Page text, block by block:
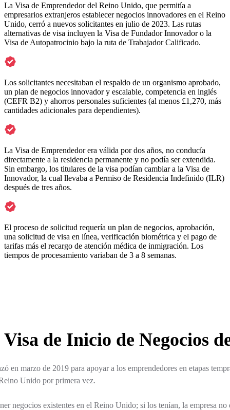
La Visa de Emprendedor del Reino Unido, que permitía a
empresarios extranjeros establecer negocios innovadores en el Reino
Unido, cerró a nuevos solicitantes en julio de 2023. Las rutas
alternativas de visa incluyen la Visa de Fundador Innovador o la
Visa de Autopatrocinio bajo la ruta de Trabajador Calificado.
Los solicitantes necesitaban el respaldo de un organismo aprobado,
un plan de negocios innovador y escalable, competencia en inglés
(CEFR B2) y ahorros personales suficientes (al menos £1,270, más
cantidades adicionales para dependientes).
La Visa de Emprendedor era válida por dos años, no conducía
directamente a la residencia permanente y no podía ser extendida.
Sin embargo, los titulares de la visa podían cambiar a la Visa de
Innovador, la cual llevaba a Permiso de Residencia Indefinido (ILR)
después de tres años.
El proceso de solicitud requería un plan de negocios, aprobación,
una solicitud de visa en línea, verificación biométrica y el pago de
tarifas más el recargo de atención médica de inmigración. Los
tiempos de procesamiento variaban de 3 a 8 semanas.
de Inicio de Negocios
en marzo de 2019 para apoyar a los emprendedores en etapas
Unido por primera vez.
negocios existentes en el Reino Unido; si los tenían, la empresa